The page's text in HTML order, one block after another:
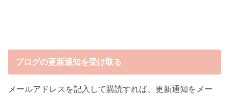
ブログの更新通知を受け取る
メールアドレスを記入して購読すれば、更新通知をメー